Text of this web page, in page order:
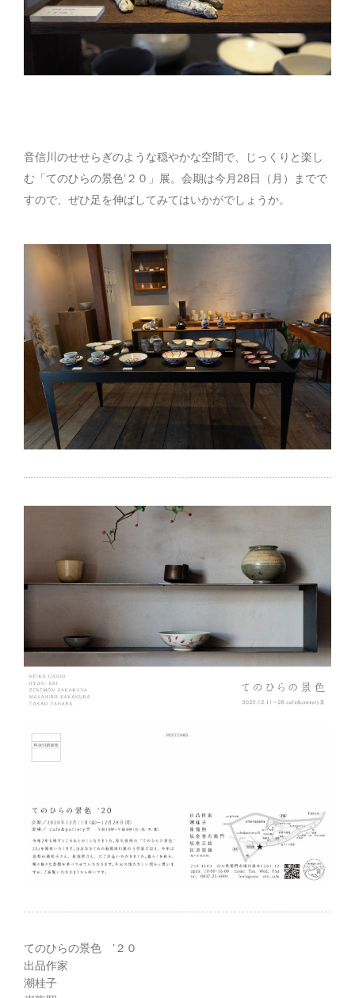
音信川のせせらぎのような穏やかな空間で、じっくりと楽し
む「てのひらの景色’２０」展。会期は今月28日（月）までで
すので、ぜひ足を伸ばしてみてはいかがでしょうか。
てのひらの景色 ’２０
出品作家
潮桂子